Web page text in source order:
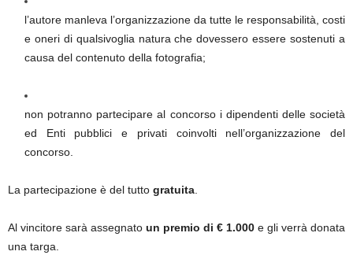
l’autore manleva l’organizzazione da tutte le responsabilità, costi
e oneri di qualsivoglia natura che dovessero essere sostenuti a
causa del contenuto della fotografia;
non potranno partecipare al concorso i dipendenti delle società
ed Enti pubblici e privati coinvolti nell’organizzazione del
concorso.
La partecipazione è del tutto gratuita
Al vincitore sarà assegnato un premio di € 1.000 e gli verrà donata
una targa.